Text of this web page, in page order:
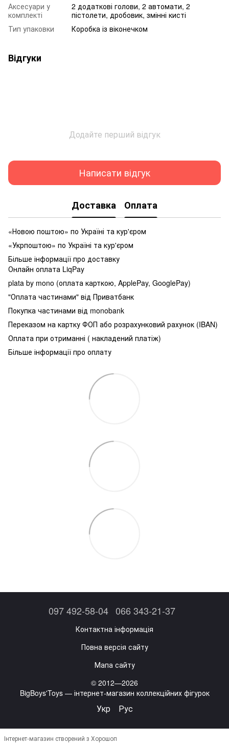
Аксесуари у
комплекті
2 додаткові голови, 2 автомати, 2
пістолети, дробовик, змінні кисті
Тип упаковки
Коробка із віконечком
Відгуки
Додайте перший відгук
Написати відгук
Доставка Оплата
«Новою поштою» по Україні та кур'єром
«Укрпоштою» по Україні та кур'єром
Більше інформації про доставку
Онлайн оплата LiqPay
plata by mono (оплата карткою, ApplePay, GooglePay)
"Оплата частинами" від Приватбанк
Покупка частинами від monobank
Переказом на картку ФОП або розрахунковий рахунок (IBAN)
Оплата при отриманні ( накладений платіж)
Більше інформації про оплату
097 492-58-04 066 343-21-37
Контактна інформація
Повна версія сайту
Мапа сайту
© 2012—2026
BigBoys'Toys — інтернет-магазин коллекційних фігурок
Укр Рус
Інтернет-магазин створений з Хорошоп